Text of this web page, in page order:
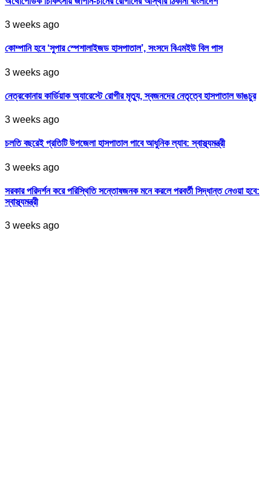
3 weeks ago
কোম্পানি হবে ‘সুপার স্পেশালাইজড হাসপাতাল’, সংসদে বিএমইউ বিল পাস
3 weeks ago
নেত্রকোনায় কার্ডিয়াক অ্যারেস্টে রোগীর মৃত্যু, স্বজনদের নেতৃত্বে হাসপাতাল ভাঙচুর
3 weeks ago
চলতি বছরেই প্রতিটি উপজেলা হাসপাতাল পাবে আধুনিক ল্যাব: স্বাস্থ্যমন্ত্রী
3 weeks ago
সরকার পরিদর্শন করে পরিস্থিতি সন্তোষজনক মনে করলে পরবর্তী সিদ্ধান্ত নেওয়া হবে:
স্বাস্থ্যমন্ত্রী
3 weeks ago